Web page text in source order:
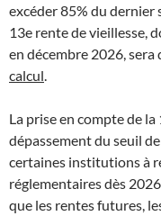
excéder 85% du dernier
13e rente de vieillesse,
en décembre 2026, sera
calcul
La prise en compte de
dépassement du seuil
certaines institutions à
réglementaires dès
que les rentes futures,